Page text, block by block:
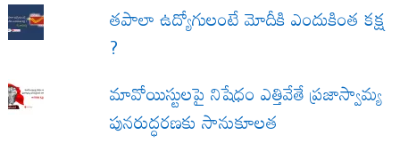
త‌పాలా ఉద్యోగులంటే మోదీకి ఎందుకింత కక్ష
?
మావోయిస్టులపై నిషేధం ఎత్తివేతే ప్రజాస్వామ్య
పునరుద్ధరణకు సానుకూలత